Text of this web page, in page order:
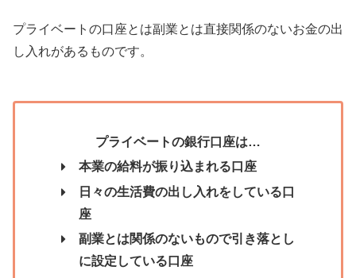
プライベートの口座とは副業とは直接関係のないお金の出
し入れがあるものです。
プライベートの銀行口座は…
本業の給料が振り込まれる口座
日々の生活費の出し入れをしている口
座
副業とは関係のないもので引き落とし
に設定している口座